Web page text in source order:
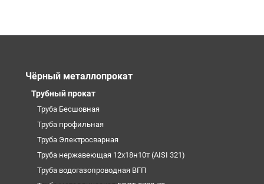
Чёрный металлопрокат
Трубный прокат
Труба Бесшовная
Труба профильная
Труба Электросварная
Труба нержавеющая 12х18н10т (AISI 321)
Труба водогазопроводная ВГП